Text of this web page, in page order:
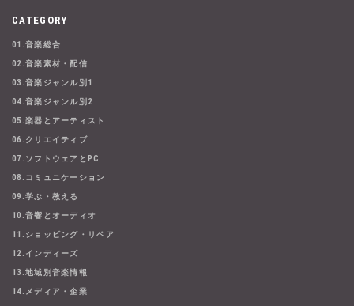
CATEGORY
01.音楽総合
02.音楽素材・配信
03.音楽ジャンル別1
04.音楽ジャンル別2
05.楽器とアーティスト
06.クリエイティブ
07.ソフトウェアとPC
08.コミュニケーション
09.学ぶ・教える
10.音響とオーディオ
11.ショッピング・リペア
12.インディーズ
13.地域別音楽情報
14.メディア・企業